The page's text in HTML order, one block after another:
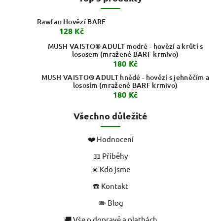
Rawfan Hovězí BARF
128 Kč
MUSH VAISTO® ADULT modré - hovězí a krůtí s
lososem (mražené BARF krmivo)
180 Kč
MUSH VAISTO® ADULT hnědé - hovězí s jehněčím a
lososím (mražené BARF krmivo)
180 Kč
Všechno důležité
❤️ Hodnocení
📖 Příběhy
☀️ Kdo jsme
☎️ Kontakt
✏️ Blog